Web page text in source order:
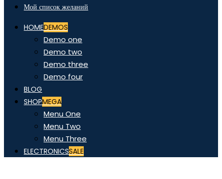
Мой список желаний
HOMEDEMOS
Demo one
Demo two
Demo three
Demo four
BLOG
SHOPMEGA
Menu One
Menu Two
Menu Three
ELECTRONICSSALE